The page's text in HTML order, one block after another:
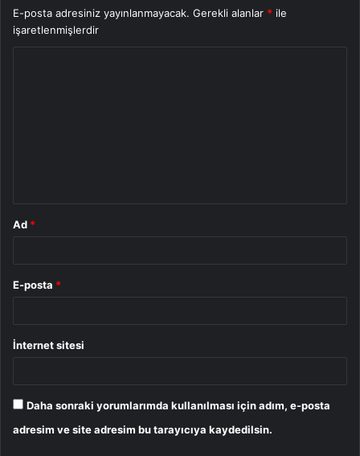
E-posta adresiniz yayınlanmayacak. Gerekli alanlar * ile
işaretlenmişlerdir
Ad *
E-posta *
İnternet sitesi
Daha sonraki yorumlarımda kullanılması için adım, e-posta
adresim ve site adresim bu tarayıcıya kaydedilsin.